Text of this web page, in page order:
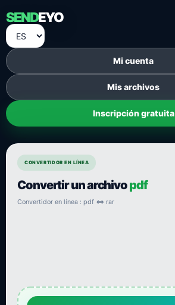
SENDEYO
Mi cuenta
Mis archivos
Inscripción gratuita
CONVERTIDOR EN LÍNEA
Convertir un archivopdf
Convertidor en línea : pdf ⇔ rar